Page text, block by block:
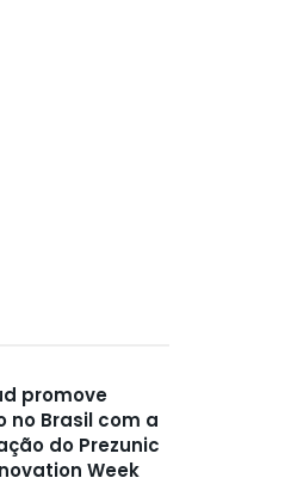
promove
no Brasil com a
do Prezunic
Week